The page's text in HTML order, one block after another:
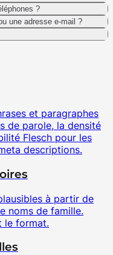
?
une adresse e-mail ?
et paragraphes
de parole, la densité
Flesch pour les
descriptions.
à partir de
noms de famille.
le format.